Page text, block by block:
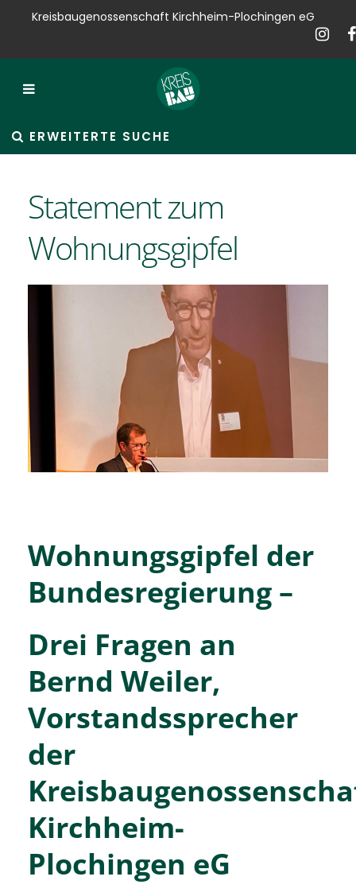
Bauen
Verwalten
Hausservice
Service
Kontakt
Kreisbaugenossenschaft Kirchheim-Plochingen eG
ERWEITERTE SUCHE
Statement zum
Wohnungsgipfel
Wohnungsgipfel der
Bundesregierung –
Drei Fragen an
Bernd Weiler,
Vorstandssprecher
der
Kirchheim-
Plochingen eG